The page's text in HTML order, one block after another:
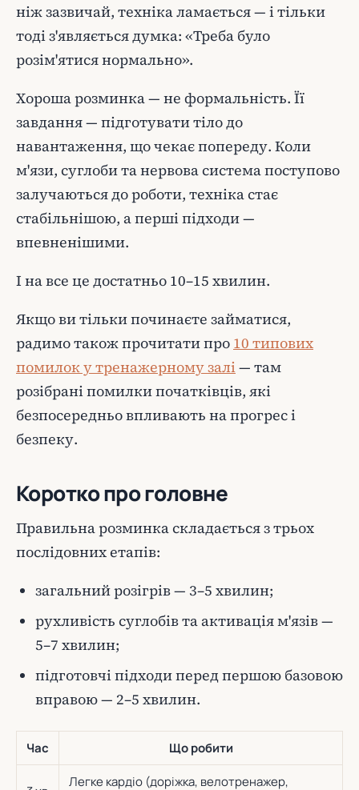
ніж зазвичай, техніка ламається — і тільки
тоді з'являється думка: «Треба було
розім'ятися нормально».
Хороша розминка — не формальність. Її
завдання — підготувати тіло до
навантаження, що чекає попереду. Коли
м'язи, суглоби та нервова система поступово
залучаються до роботи, техніка стає
стабільнішою, а перші підходи —
впевненішими.
І на все це достатньо 10–15 хвилин.
Якщо ви тільки починаєте займатися,
радимо також прочитати про 10 типових
помилок у тренажерному залі— там
розібрані помилки початківців, які
безпосередньо впливають на прогрес і
безпеку.
Коротко про головне
Правильна розминка складається з трьох
послідовних етапів:
загальний розігрів — 3–5 хвилин;
рухливість суглобів та активація м'язів —
5–7 хвилин;
підготовчі підходи перед першою базовою
вправою — 2–5 хвилин.
Час Що робити
Легке кардіо (доріжка, велотренажер,